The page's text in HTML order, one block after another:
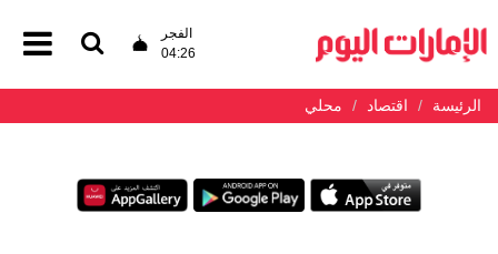
الفجر
04:26
الرئيسة اقتصاد محلي